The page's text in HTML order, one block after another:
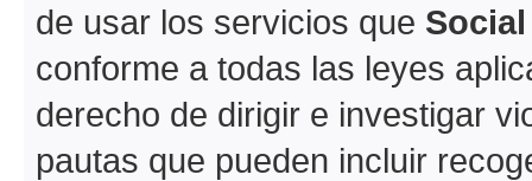
de usar los servicios que
conforme a todas las leyes
derecho de dirigir e investigar
pautas que pueden incluir